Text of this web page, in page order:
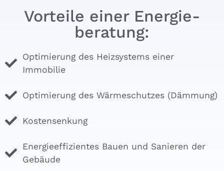
Vorteile einer Energie­
beratung:
Optimie­rung des Heiz­systems einer
Immobilie
Optimie­rung des Wärme­schutzes (Dämmung)
Kosten­senkung
Energie­effizientes Bauen und Sanieren der
Gebäude